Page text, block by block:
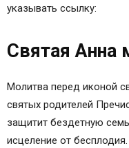
Анне пророчице, глас
Житийная и научно-
праведной Анне
Читайте также:
Молитва Святой
в 13.08.16 0:08
Православные
указывать ссылку:
Святая Анна
Молитва перед иконой
святых родителей
защитит бездетную
исцеление от